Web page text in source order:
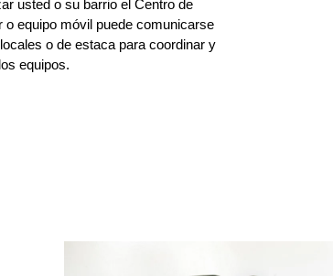
usted o su barrio el Centro de
o equipo móvil puede comunicarse
o de estaca para coordinar y
equipos.